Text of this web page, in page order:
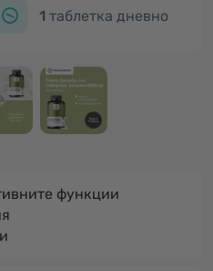
1 таблетка дневно
функции